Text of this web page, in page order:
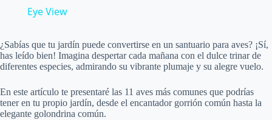
y
V
Eye View
¿Sabías que tu jardín puede convertirse en un santuario para aves? ¡Sí,
has leído bien! Imagina despertar cada mañana con el dulce trinar de
diferentes especies, admirando su vibrante plumaje y su alegre vuelo.
En este artículo te presentaré las 11 aves más comunes que podrías
tener en tu propio jardín, desde el encantador gorrión común hasta la
elegante golondrina común.